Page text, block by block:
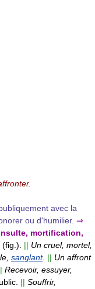
avec la
ou d'humilier. ⇒
mortification,
(fig.). || Un cruel, mortel,
sanglant. || Un affront
Recevoir, essuyer,
|| Souffrir,